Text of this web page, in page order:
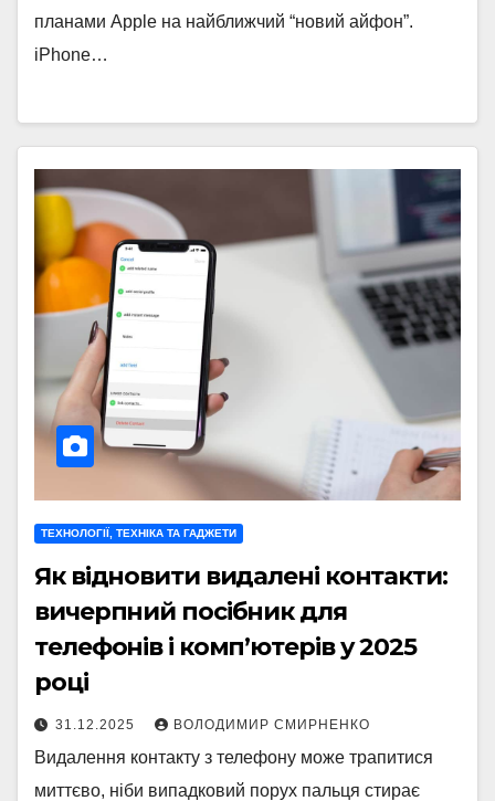
планами Apple на найближчий “новий айфон”.
iPhone…
ТЕХНОЛОГІЇ, ТЕХНІКА ТА ГАДЖЕТИ
Як відновити видалені контакти:
вичерпний посібник для
телефонів і комп’ютерів у 2025
році
31.12.2025 ВОЛОДИМИР СМИРНЕНКО
Видалення контакту з телефону може трапитися
миттєво, ніби випадковий порух пальця стирає